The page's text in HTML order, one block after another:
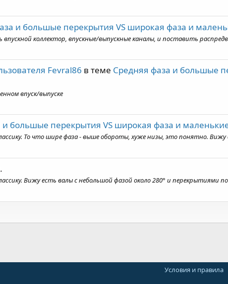
и большые перекрытия VS широкая фаза и
коллектор, впускные/выпускные каналы, и поставить
Fevral86 в теме Средняя фаза и большые
впуск/выпуске
и большые перекрытия VS широкая фаза и
То что шире фаза - выше обороты, хуже низы, это понятно.
.
Вижу есть валы с небольшой фазой около 280° и перекрытиями
Условия и правила